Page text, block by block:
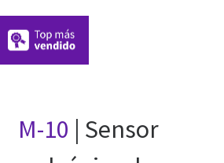
M-10 | Sensor